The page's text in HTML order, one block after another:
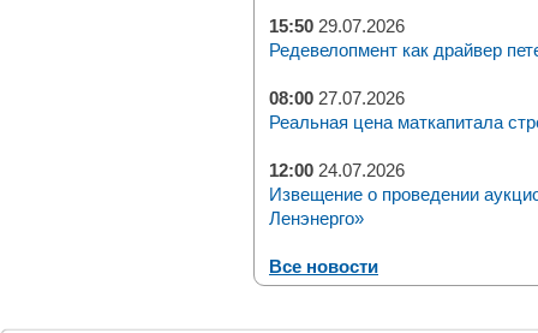
15:50 29.07.2026
Редевелопмент как драйвер
08:00 27.07.2026
Реальная цена маткапитала
12:00 24.07.2026
Извещение о проведении
Ленэнерго»
Все новости